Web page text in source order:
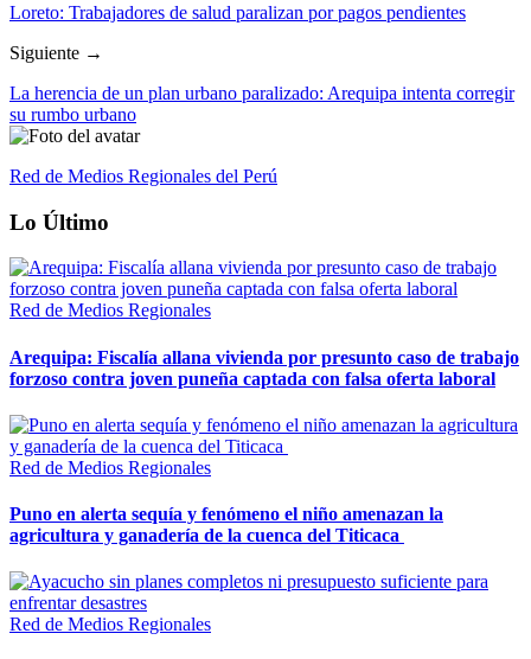
Loreto: Trabajadores de salud paralizan por pagos pendientes
Siguiente →
La herencia de un plan urbano paralizado: Arequipa intenta corregir
su rumbo urbano
Red de Medios Regionales del Perú
Lo Último
Red de Medios Regionales
Arequipa: Fiscalía allana vivienda por presunto caso de trabajo
forzoso contra joven puneña captada con falsa oferta laboral
Red de Medios Regionales
Puno en alerta sequía y fenómeno el niño amenazan la
agricultura y ganadería de la cuenca del Titicaca
Red de Medios Regionales